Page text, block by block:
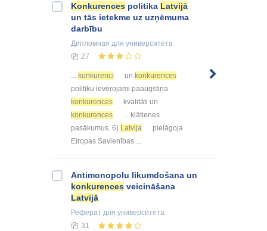
Konkurences politika Latvijā
un tās ietekme uz uzņēmuma
darbību
Дипломная для университета
27
... konkurenci un konkurences
politiku ievērojami paaugstina
konkurences
kvalitāti un
konkurences
... klātienes
pasākumus. 6) Latvija
pielāgoja
Eiropas Savienības ...
Antimonopolu likumdošana un
konkurences veicināšana
Latvijā
Реферат для университета
31